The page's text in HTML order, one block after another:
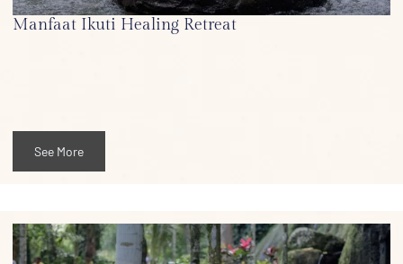
Manfaat Ikuti Healing Retreat
See More